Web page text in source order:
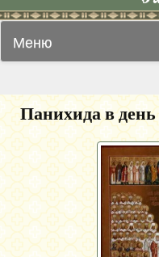
Меню
Панихида в